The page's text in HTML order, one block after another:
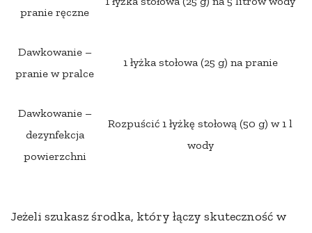
pranie ręczne
Dawkowanie –
pranie w pralce
1 łyżka stołowa (25 g) na pranie
Dawkowanie –
dezynfekcja
powierzchni
Rozpuścić 1 łyżkę stołową (50 g) w 1 l
wody
Jeżeli szukasz środka, który łączy skuteczność w